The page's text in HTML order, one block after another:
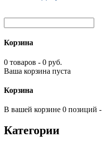
Корзина
0 товаров - 0 руб.
Ваша корзина пуста
Корзина
В вашей корзине 0 позиций -
Категории